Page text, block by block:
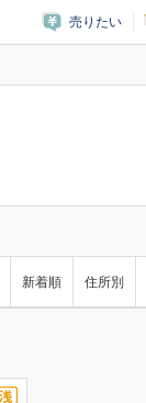
売りたい
新着順 住所別